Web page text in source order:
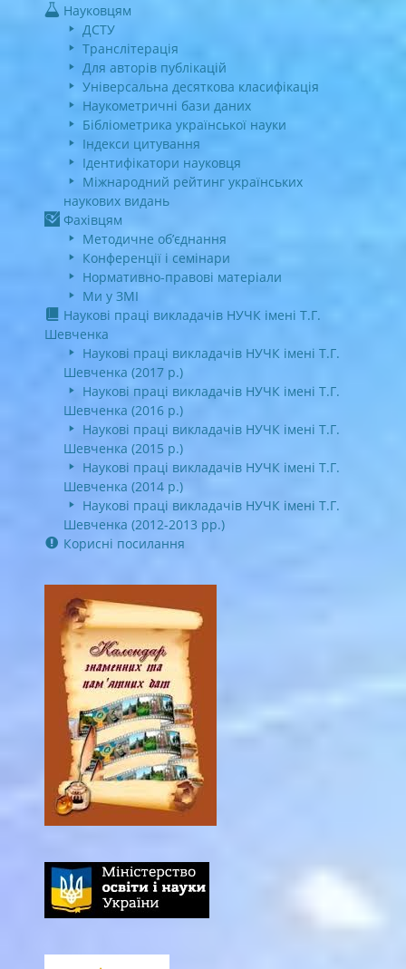
Науковцям
ДСТУ
Транслітерація
Для авторів публікацій
Універсальна десяткова класифікація
Наукометричні бази даних
Бібліометрика української науки
Індекси цитування
Ідентифікатори науковця
Міжнародний рейтинг українських
наукових видань
Фахівцям
Методичне об’єднання
Конференції і семінари
Нормативно-правові матеріали
Ми у ЗМІ
Наукові праці викладачів НУЧК імені Т.Г.
Шевченка
Наукові праці викладачів НУЧК імені Т.Г.
Шевченка (2017 р.)
Наукові праці викладачів НУЧК імені Т.Г.
Шевченка (2016 р.)
Наукові праці викладачів НУЧК імені Т.Г.
Шевченка (2015 р.)
Наукові праці викладачів НУЧК імені Т.Г.
Шевченка (2014 р.)
Наукові праці викладачів НУЧК імені Т.Г.
Шевченка (2012-2013 рр.)
Корисні посилання